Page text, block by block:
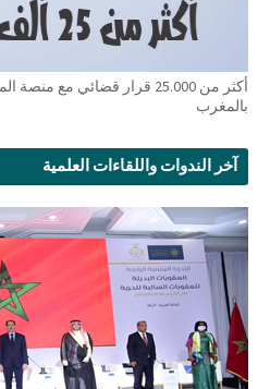
أكثر من 25.000 قرار قضائي
بالمغرب
آخر الندوات واللقاءات العلمية